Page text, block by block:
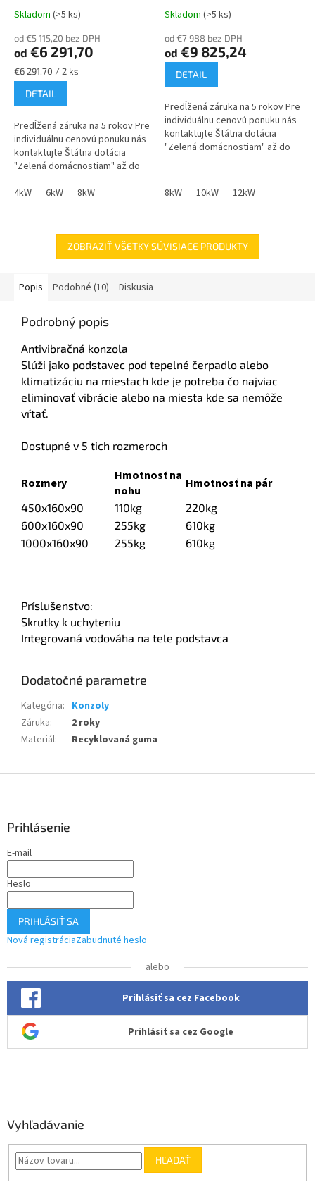
hydrobox
Skladom (>5 ks)
od €5 115,20 bez DPH
od €6 291,70
Jednotková
cena:
€6 291,70 / 2 ks
DETAIL
Predĺžená záruka na 5 rokov Pre
individuálnu cenovú ponuku nás
kontaktujte Štátna dotácia
"Zelená domácnostiam" až do
4kW
6kW 8kW
+ hydrobox
Skladom (>5 ks)
od €7 988 bez DPH
od €9 825,24
DETAIL
Predĺžená záruka na 5 rokov Pre
individuálnu cenovú ponuku nás
kontaktujte Štátna dotácia
"Zelená domácnostiam" až do
8kW 10kW 12kW
ZOBRAZIŤ VŠETKY SÚVISIACE PRODUKTY
Popis Podobné (10) Diskusia
Podrobný popis
Antivibračná konzola
Slúži jako podstavec pod tepelné čerpadlo alebo
klimatizáciu na miestach kde je potreba čo najviac
eliminovať vibrácie alebo na miesta kde sa nemôže
vŕtať.
Dostupné v 5 tich rozmeroch
Rozmery
Hmotnosť na
nohu
Hmotnosť na pár
450x160x90 110kg
220kg
600x160x90
255kg
610kg
1000x160x90
255kg 610kg
Príslušenstvo:
Skrutky k uchyteniu
Integrovaná vodováha na tele podstavca
Dodatočné parametre
Kategória: Konzoly
Záruka:
2 roky
Materiál: Recyklovaná guma
Prihlásenie
E-mail
Heslo
PRIHLÁSIŤ SA
Nová registráciaZabudnuté heslo
alebo
Prihlásiť sa cez Facebook
Prihlásiť sa cez Google
Vyhľadávanie
HĽADAŤ